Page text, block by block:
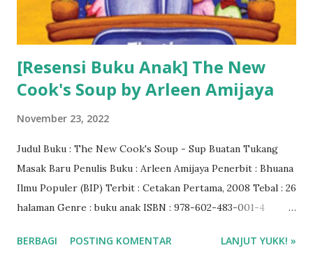
[Resensi Buku Anak] The New
Cook's Soup by Arleen Amijaya
November 23, 2022
Judul Buku : The New Cook's Soup - Sup Buatan Tukang
Masak Baru Penulis Buku : Arleen Amijaya Penerbit : Bhuana
Ilmu Populer (BIP) Terbit : Cetakan Pertama, 2008 Tebal : 26
halaman Genre : buku anak ISBN : 978-602-483-001-4
BERBAGI POSTING KOMENTAR LANJUT YUKK! »